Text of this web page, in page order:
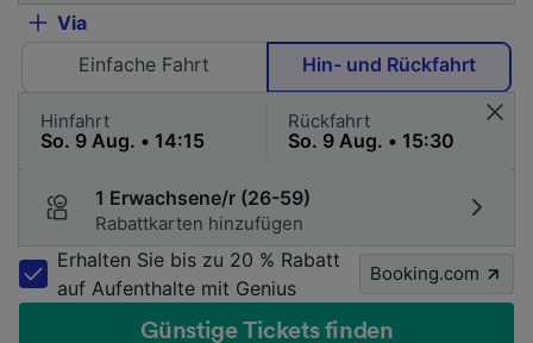
Via
Einfache Fahrt
Hin- und Rückfahrt
Hinfahrt Rückfahrt
1 Erwachsene/r (26-59)
Rabattkarten hinzufügen
Erhalten Sie bis zu 20 % Rabatt
auf Aufenthalte mit Genius
Booking.com
Günstige Tickets finden